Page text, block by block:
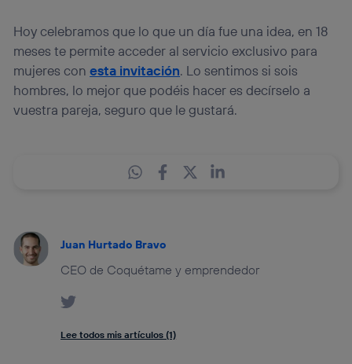
Hoy celebramos que lo que un día fue una idea, en 18
meses te permite acceder al servicio exclusivo para
mujeres conesta invitación. Lo sentimos si sois
hombres, lo mejor que podéis hacer es decírselo a
vuestra pareja, seguro que le gustará.
Juan Hurtado Bravo
CEO de Coquétame y emprendedor
Lee todos mis artículos (1)